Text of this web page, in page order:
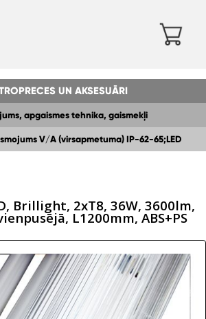
UN AKSESUĀRI
apgaismes tehnika, gaismekļi
V/A (virsapmetuma) IP-62-65;LED
Brillight, 2xT8, 36W, 3600lm,
L1200mm, ABS+PS